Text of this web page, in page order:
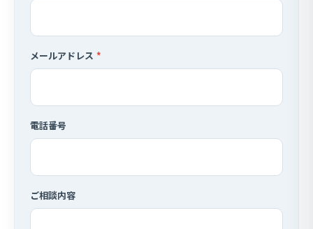
メールアドレス *
電話番号
ご相談内容